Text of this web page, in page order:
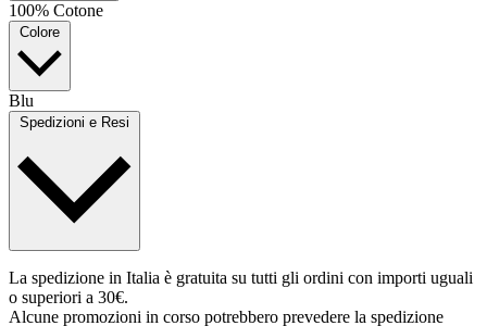
100% Cotone
Colore
Blu
Spedizioni e Resi
La spedizione in Italia è gratuita su tutti gli ordini con importi uguali
o superiori a 30€.
Alcune promozioni in corso potrebbero prevedere la spedizione